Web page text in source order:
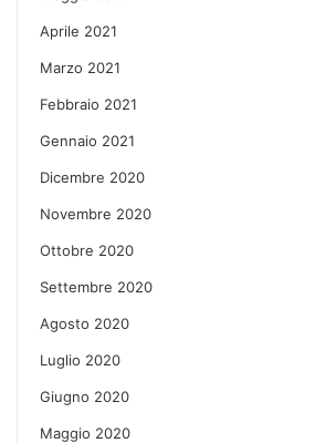
Aprile 2021
Marzo 2021
Febbraio 2021
Gennaio 2021
Dicembre 2020
Novembre 2020
Ottobre 2020
Settembre 2020
Agosto 2020
Luglio 2020
Giugno 2020
Maggio 2020